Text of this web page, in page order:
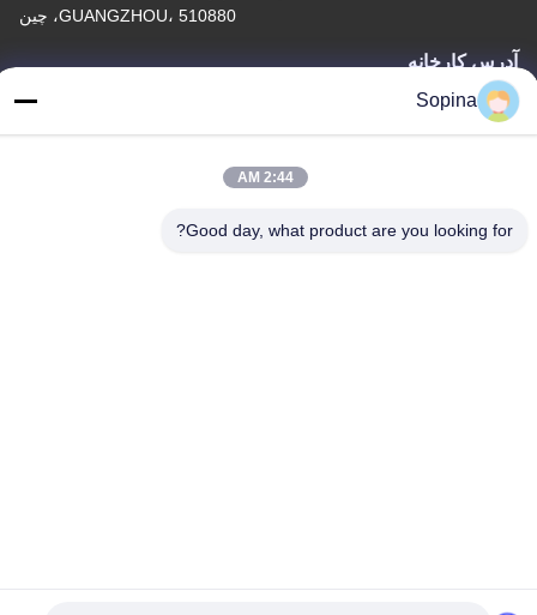
GUANGZHOU، 510880، چین
آدرس کارخانه
Sopina
2:44 AM
Good day, what product are you looking for?